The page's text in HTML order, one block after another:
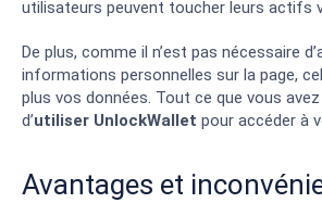
utilisateurs peuvent toucher leurs actifs
De plus, comme il n’est pas nécessaire
informations personnelles sur la page,
plus vos données. Tout ce que vous
d’utiliser UnlockWallet pour accéder à
Avantages et